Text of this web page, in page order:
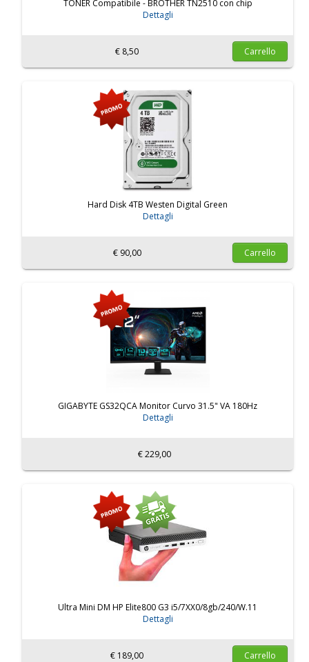
TONER Compatibile - BROTHER TN2510 con chip
Dettagli
€ 8,50 Carrello
Hard Disk 4TB Westen Digital Green
Dettagli
€ 90,00 Carrello
GIGABYTE GS32QCA Monitor Curvo 31.5" VA 180Hz
Dettagli
€ 229,00
Ultra Mini DM HP Elite800 G3 i5/7XX0/8gb/240/W.11
Dettagli
€ 189,00 Carrello